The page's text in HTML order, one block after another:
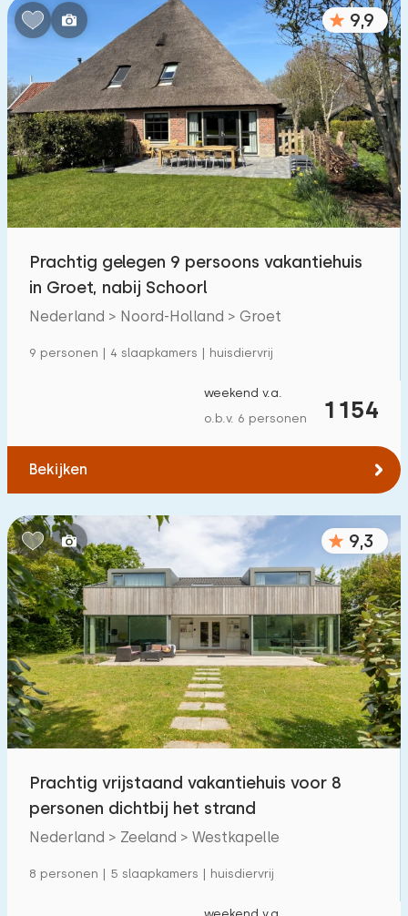
9,9
Prachtig gelegen 9 persoons vakantiehuis
in Groet, nabij Schoorl
Nederland > Noord-Holland > Groet
9 personen | 4 slaapkamers | huisdiervrij
1154
weekend v.a.
o.b.v. 6 personen
Bekijken
9,3
Prachtig vrijstaand vakantiehuis voor 8
personen dichtbij het strand
Nederland > Zeeland > Westkapelle
8 personen | 5 slaapkamers | huisdiervrij